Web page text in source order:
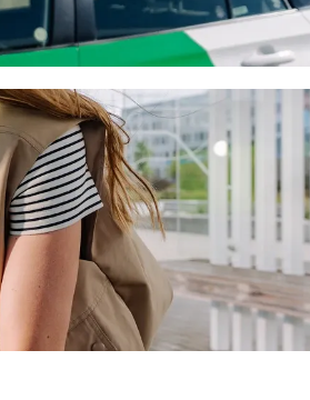
Of Cyprus. Avec Bolt, ce trajet prendra